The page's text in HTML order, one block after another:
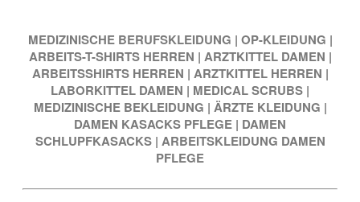
MEDIZINISCHE BERUFSKLEIDUNG | OP-KLEIDUNG |
ARBEITS-T-SHIRTS HERREN | ARZTKITTEL DAMEN |
ARBEITSSHIRTS HERREN | ARZTKITTEL HERREN |
LABORKITTEL DAMEN | MEDICAL SCRUBS |
MEDIZINISCHE BEKLEIDUNG | ÄRZTE KLEIDUNG |
DAMEN KASACKS PFLEGE | DAMEN
SCHLUPFKASACKS | ARBEITSKLEIDUNG DAMEN
PFLEGE